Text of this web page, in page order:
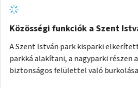
Közösségi funkciók a Szent
A Szent István park kisparki
parkká alakítani, a nagyparki részen
biztonságos felülettel való